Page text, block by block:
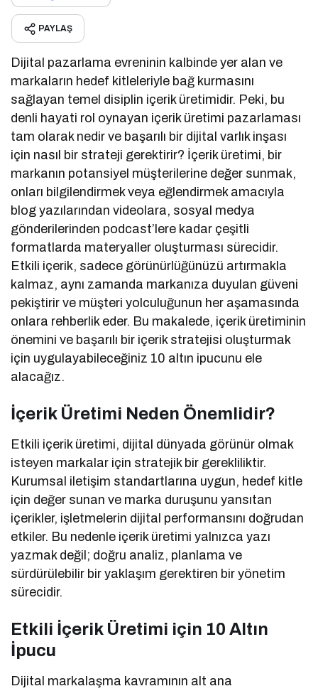
PAYLAŞ
Dijital pazarlama evreninin kalbinde yer alan ve
markaların hedef kitleleriyle bağ kurmasını
sağlayan temel disiplin içerik üretimidir. Peki, bu
denli hayati rol oynayan içerik üretimi pazarlaması
tam olarak nedir ve başarılı bir dijital varlık inşası
için nasıl bir strateji gerektirir? İçerik üretimi, bir
markanın potansiyel müşterilerine değer sunmak,
onları bilgilendirmek veya eğlendirmek amacıyla
blog yazılarından videolara, sosyal medya
gönderilerinden podcast’lere kadar çeşitli
formatlarda materyaller oluşturması sürecidir.
Etkili içerik, sadece görünürlüğünüzü artırmakla
kalmaz, aynı zamanda markanıza duyulan güveni
pekiştirir ve müşteri yolculuğunun her aşamasında
onlara rehberlik eder. Bu makalede, içerik üretiminin
önemini ve başarılı bir içerik stratejisi oluşturmak
için uygulayabileceğiniz 10 altın ipucunu ele
alacağız.
İçerik Üretimi Neden Önemlidir?
Etkili içerik üretimi, dijital dünyada görünür olmak
isteyen markalar için stratejik bir gerekliliktir.
Kurumsal iletişim standartlarına uygun, hedef kitle
için değer sunan ve marka duruşunu yansıtan
içerikler, işletmelerin dijital performansını doğrudan
etkiler. Bu nedenle içerik üretimi yalnızca yazı
yazmak değil; doğru analiz, planlama ve
sürdürülebilir bir yaklaşım gerektiren bir yönetim
sürecidir.
Etkili İçerik Üretimi için 10 Altın
İpucu
Dijital markalaşma kavramının alt ana